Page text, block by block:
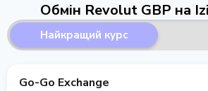
Обмін Revolut GBP на
Найкращий курс
Go-Go Exchange